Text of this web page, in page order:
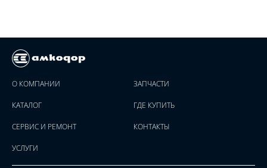
О КОМПАНИИ
КАТАЛОГ
СЕРВИС И РЕМОНТ
УСЛУГИ
ЗАПЧАСТИ
ГДЕ КУПИТЬ
КОНТАКТЫ